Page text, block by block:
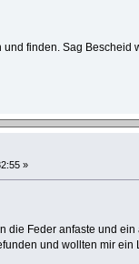
finden. Sag Bescheid
»
die Feder anfaste und
und wollten mir ein